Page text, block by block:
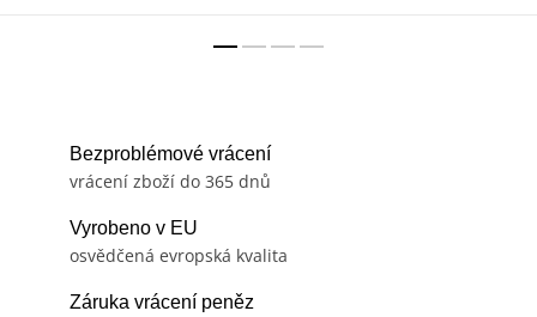
Bezproblémové vrácení
vrácení zboží do 365 dnů
Vyrobeno v EU
osvědčená evropská kvalita
Záruka vrácení peněz